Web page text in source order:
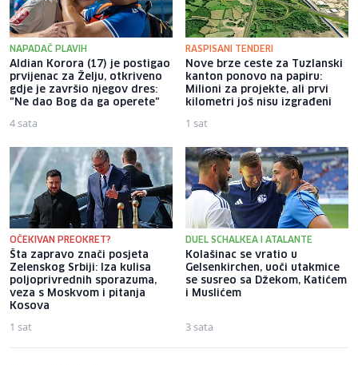
NAPADAČ PLAVIH
Aldian Korora (17) je postigao
prvijenac za Želju, otkriveno
gdje je završio njegov dres:
"Ne dao Bog da ga operete"
4 sata
RASPISANI TENDERI
Nove brze ceste za Tuzlanski
kanton ponovo na papiru:
Milioni za projekte, ali prvi
kilometri još nisu izgrađeni
1 sat
OČEKIVAN PREOKRET?
Šta zapravo znači posjeta
Zelenskog Srbiji: Iza kulisa
poljoprivrednih sporazuma,
veza s Moskvom i pitanja
Kosova
1 sat
DUEL SCHALKEA I ATALANTE
Kolašinac se vratio u
Gelsenkirchen, uoči utakmice
se susreo sa Džekom, Katićem
i Muslićem
3 sata